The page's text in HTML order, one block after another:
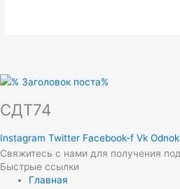
СДТ74
Instagram Twitter Facebook-f Vk
Свяжитесь с нами для получения
Быстрые ссылки
Главная